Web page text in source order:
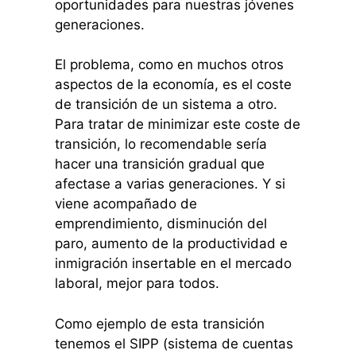
oportunidades para nuestras jóvenes
generaciones.
El problema, como en muchos otros
aspectos de la economía, es el coste
de transición de un sistema a otro.
Para tratar de minimizar este coste de
transición, lo recomendable sería
hacer una transición gradual que
afectase a varias generaciones. Y si
viene acompañado de
emprendimiento, disminución del
paro, aumento de la productividad e
inmigración insertable en el mercado
laboral, mejor para todos.
Como ejemplo de esta transición
tenemos el SIPP (sistema de cuentas